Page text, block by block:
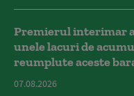
Premierul interimar
unele lacuri de
reumplute aceste
07.08.2026